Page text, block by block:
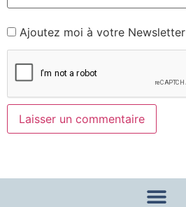
Ajoutez moi à votre Newsletter